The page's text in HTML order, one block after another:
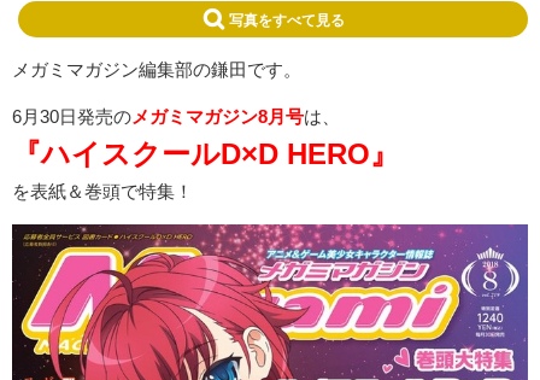
写真をすべて見る
メガミマガジン編集部の鎌田です。
6月30日発売のメガミマガジン8月号は、
『ハイスクールD×D HERO』
を表紙＆巻頭で特集！